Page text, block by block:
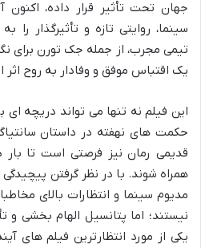
جهان تحت تأثیر قرار داده،
سینما، روایتی تازه و تأثیرگذار را
تیمی مجرب، از جمله جک تورن برای
یک اقتباس موفق و وفادار به روح
این فیلم نه تنها می تواند دریچه ای
حکمت های نهفته در داستان
قدیمی رمان نیز فرصتی است تا
همراه شوند. با در نظر گرفتن
مدیوم سینما و انتظارات بالای
نیستند؛ اما پتانسیل الهام بخشی و
یکی از مورد انتظارترین فیلم های